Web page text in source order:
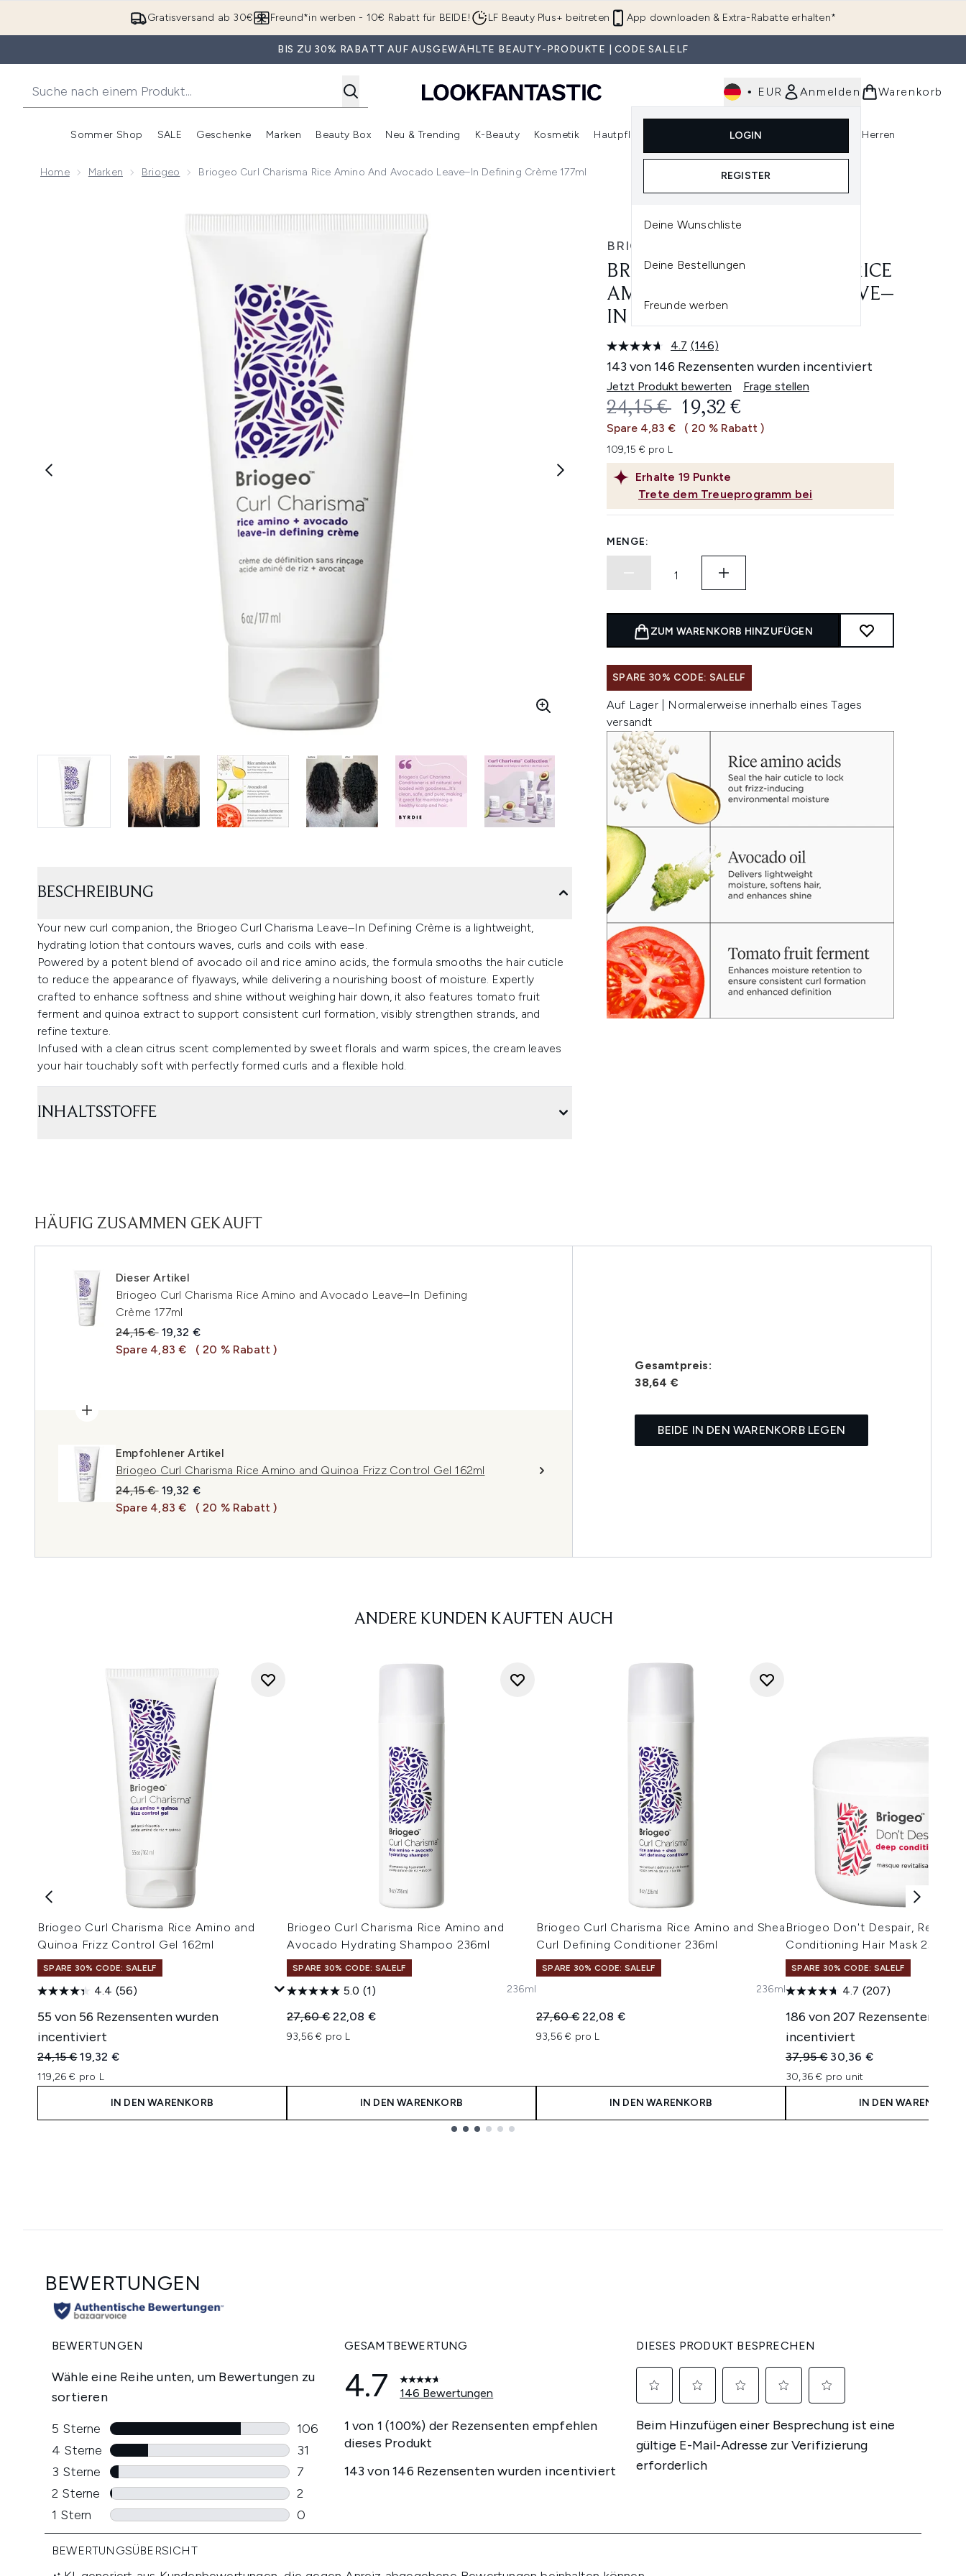
Zum Hauptinhalt springen
Gratisversand ab 30€ App downloaden & Extra-Rabatte erhalten*
Freund*in werben - 10€ Rabatt für BEIDE! LF Beauty Plus+ beitreten
BIS ZU 30% RABATT AUF AUSGEWÄHLTE BEAUTY-PRODUKTE | CODE SALELF
• EUR Anmelden
LOGIN
REGISTER
Deine Wunschliste
Deine Bestellungen
Freunde werben
Warenkorb
Sommer Shop
Untermenü Anmelden (Sommer Shop)
SALE
Untermenü Anmelden (SALE)
Geschenke
Untermenü Anmelden (Geschenke)
Marken
Untermenü Anmelden (Marken)
Beauty Box
Untermenü Anmelden (Beauty Box)
Neu & Trending
Untermenü Anmelden (Neu & Trending)
K-Beauty Kosmetik
Untermenü Anmelden (Kosmetik)
Hautpflege
Untermenü Anmelden (Haarpflege)
Parfum
Untermenü Anmelden (Parfum)
Herren
Home Marken Briogeo Briogeo Curl Charisma Rice Amino And Avocado Leave–In Defining Crème 177ml
BRIOGEO
BRIOGEO CURL CHARISMA RICE
AMINO AND AVOCADO LEAVE–
IN DEFINING CRÈME 177ML
4.7 146
Bewertungen
lesen.
Link
auf
derselben
Seite.
(146)
143 von 146 Rezensenten wurden incentiviert
Jetzt Produkt bewerten Frage stellen
Erhalte 19 Punkte
Trete dem Treueprogramm bei
UNVERBINDLICHE PREISEMPFEHLUNG:
24,15 € AKTUELLER PREIS:
19,32 €
Spare 4,83 € ( 20 % Rabatt )
109,15 € pro L
MENGE:
ZUM WARENKORB HINZUFÜGEN
SPARE 30% CODE: SALELF
Auf Lager | Normalerweise innerhalb eines Tages
versandt
BESCHREIBUNG
Your new curl companion, the Briogeo Curl Charisma Leave–In Defining Crème is a lightweight,
hydrating lotion that contours waves, curls and coils with ease.
Powered by a potent blend of avocado oil and rice amino acids, the formula smooths the hair cuticle
to reduce the appearance of flyaways, while delivering a nourishing boost of moisture. Expertly
crafted to enhance softness and shine without weighing hair down, it also features tomato fruit
ferment and quinoa extract to support consistent curl formation, visibly strengthen strands, and
refine texture.
Infused with a clean citrus scent complemented by sweet florals and warm spices, the cream leaves
your hair touchably soft with perfectly formed curls and a flexible hold.
INHALTSSTOFFE
HÄUFIG ZUSAMMEN GEKAUFT
Dieser Artikel
Briogeo Curl Charisma Rice Amino and Avocado Leave–In Defining
Crème 177ml
Unverbindliche Preisempfehlung:
24,15 € Aktueller Preis:
19,32 €
Spare 4,83 €
( 20 % Rabatt )
Empfohlener Artikel
Briogeo Curl Charisma Rice Amino and Quinoa Frizz Control Gel 162ml
Unverbindliche Preisempfehlung:
24,15 € Aktueller Preis:
19,32 €
Spare 4,83 €
( 20 % Rabatt )
Gesamtpreis:
38,64 €
BEIDE IN DEN WARENKORB LEGEN
ANDERE KUNDEN KAUFTEN AUCH
Briogeo Curl Charisma Rice Amino and
Quinoa Frizz Control Gel 162ml
SPARE 30% CODE: SALELF
4.4 (56)
55 von 56 Rezensenten wurden
incentiviert
Unverbindliche Preisempfehlung:
24,15 €Aktueller Preis:
19,32 €
119,26 € pro L
IN DEN WARENKORB
Briogeo Curl Charisma Rice Amino and
Avocado Hydrating Shampoo 236ml
SPARE 30% CODE: SALELF
5.0 (1)
Unverbindliche Preisempfehlung:
27,60 €Aktueller Preis:
22,08 €
93,56 € pro L
236ml
IN DEN WARENKORB
Briogeo Curl Charisma Rice Amino and Shea
Curl Defining Conditioner 236ml
SPARE 30% CODE: SALELF
Unverbindliche Preisempfehlung:
27,60 €Aktueller Preis:
22,08 €
93,56 € pro L
236ml
IN DEN WARENKORB
Briogeo Don't Despair, Repair!
Conditioning Hair Mask 236ml
SPARE 30% CODE: SALELF
4.7 (207)
186 von 207 Rezensenten
incentiviert
Unverbindliche Preisempfehlung:
37,95 € Aktueller Preis:
30,36 €
30,36 € pro unit
IN DEN WARENKORB